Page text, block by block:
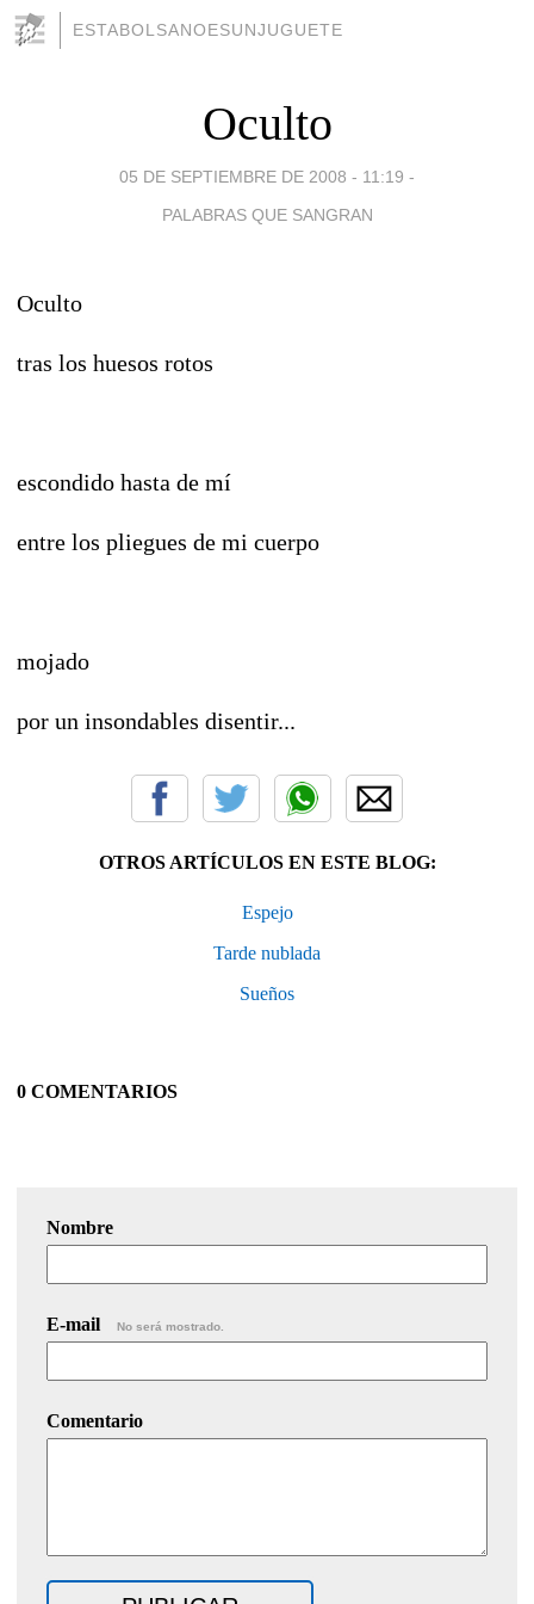
ESTABOLSANOESUNJUGUETE
Oculto
05 DE SEPTIEMBRE DE 2008 - 11:19 -
PALABRAS QUE SANGRAN
Oculto
tras los huesos rotos
escondido hasta de mí
entre los pliegues de mi cuerpo
mojado
por un insondables disentir...
OTROS ARTÍCULOS EN ESTE BLOG:
Espejo
Tarde nublada
Sueños
0 COMENTARIOS
Nombre
E-mail No será mostrado.
Comentario